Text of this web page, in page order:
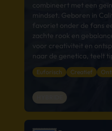
combineert met een
mindset. Geboren in
favoriet onder de fans
zachte rook en
voor creativiteit en
naar de genetica, teelt
Euforisch Creatief